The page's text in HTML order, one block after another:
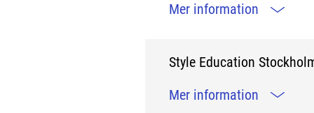
Mer information
Style Education
Mer information